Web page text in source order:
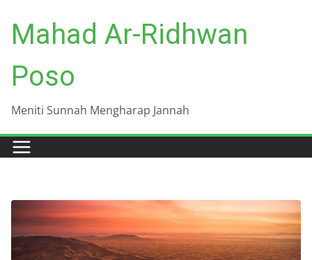
content
Mahad Ar-Ridhwan
Poso
Meniti Sunnah Mengharap Jannah